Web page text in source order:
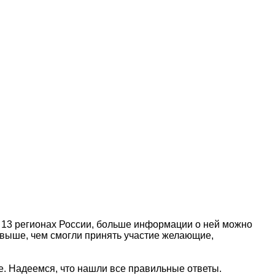
регионах России, больше информации о ней можно
выше, чем смогли принять участие желающие,
Надеемся, что нашли все правильные ответы.